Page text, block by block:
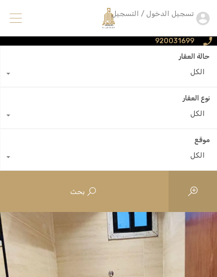
920031699
تسجيل الدخول / التسجيل
حالة العقار
الكل
نوع العقار
الكل
موقع
الكل
بحث